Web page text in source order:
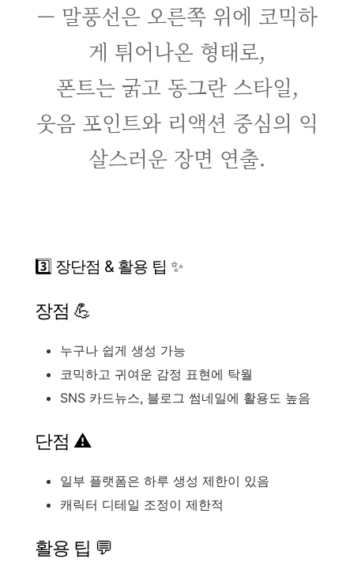
— 말풍선은 오른쪽 위에 코믹하
게 튀어나온 형태로,
폰트는 굵고 동그란 스타일,
웃음 포인트와 리액션 중심의 익
살스러운 장면 연출.
3️⃣ 장단점 & 활용 팁 ✨
장점 💪
누구나 쉽게 생성 가능
코믹하고 귀여운 감정 표현에 탁월
SNS 카드뉴스, 블로그 썸네일에 활용도 높음
단점 ⚠️
일부 플랫폼은 하루 생성 제한이 있음
캐릭터 디테일 조정이 제한적
활용 팁 💬